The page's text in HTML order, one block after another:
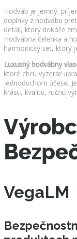
Hodváb je jemný,
doplnky z hodvábu
detail, ktorý dokáže
Hodvábna čelenka a
harmonický set, ktorý
Luxusný hodvábny
ktoré chcú vyzerať
jednoduchom účese.
krásu, kvalitu, ručnú
VegaLM